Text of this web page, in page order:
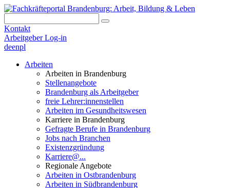
Kontakt
Arbeitgeber Log-in
deenpl
Arbeiten
Arbeiten in Brandenburg
Stellenangebote
Brandenburg als Arbeitgeber
freie Lehrer:innenstellen
Arbeiten im Gesundheitswesen
Karriere in Brandenburg
Gefragte Berufe in Brandenburg
Jobs nach Branchen
Existenzgründung
Karriere@...
Regionale Angebote
Arbeiten in Ostbrandenburg
Arbeiten in Südbrandenburg